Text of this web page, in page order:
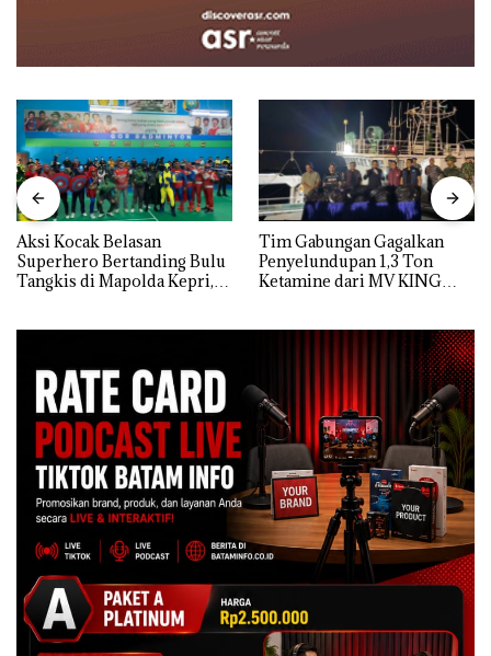
Aksi Kocak Belasan
Superhero Bertanding Bulu
Tangkis di Mapolda Kepri,
Tim Gabungan Gagalkan
Penyelundupan 1,3 Ton
Ketamine dari MV KING